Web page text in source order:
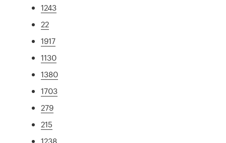
1243
22
1917
1130
1380
1703
279
215
1238